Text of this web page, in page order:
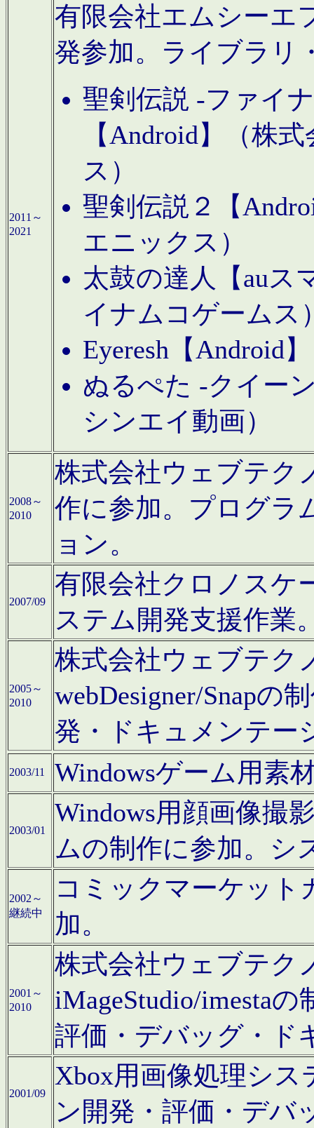
2011～
2021
有限会社エムシーエ
発参加。ライブラリ
聖剣伝説 -ファイ
【Android】（株
ス）
聖剣伝説２【
エニックス）
太鼓の達人【auス
イナムコゲームス
Eyeresh【Android
ぬるぺた -クイー
シンエイ動画）
2008～
2010
株式会社ウェブテク
作に参加。プログラ
ョン。
2007/09
有限会社クロノスケ
ステム開発支援作業
2005～
2010
株式会社ウェブテク
webDesigner/Snapの
発・ドキュメンテー
2003/11 Windowsゲーム用素
2003/01
Windows用顔画像撮
ムの制作に参加。シ
2002～
継続中
コミックマーケット
加。
2001～
2010
株式会社ウェブテク
iMageStudio/imesta
評価・デバッグ・ド
2001/09
Xbox用画像処理シ
ン開発・評価・デバ